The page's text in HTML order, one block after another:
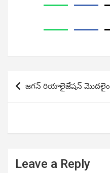
Post
navigation
జగన్ రియాలైజేషన్
Leave a Reply